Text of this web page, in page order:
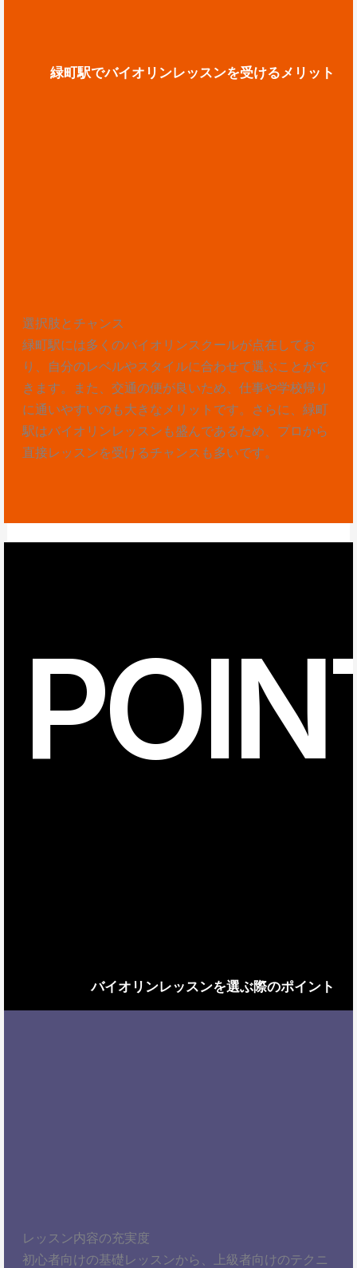
緑町駅でバイオリンレッスンを受けるメリット
選択肢とチャンス
緑町駅には多くのバイオリンスクールが点在してお
り、自分のレベルやスタイルに合わせて選ぶことがで
きます。また、交通の便が良いため、仕事や学校帰り
に通いやすいのも大きなメリットです。さらに、緑町
駅はバイオリンレッスンも盛んであるため、プロから
直接レッスンを受けるチャンスも多いです。
バイオリンレッスンを選ぶ際のポイント
レッスン内容の充実度
初心者向けの基礎レッスンから、上級者向けのテクニ